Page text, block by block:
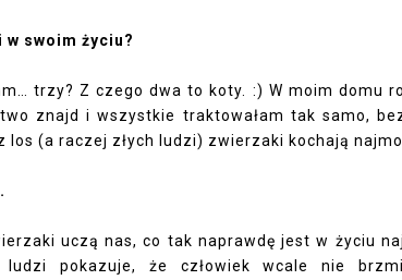
w swoim życiu?
trzy? Z czego dwa to koty. :) W moim domu
znajd i wszystkie traktowałam tak samo,
los (a raczej złych ludzi) zwierzaki kochają
uczą nas, co tak naprawdę jest w życiu
ludzi pokazuje, że człowiek wcale nie